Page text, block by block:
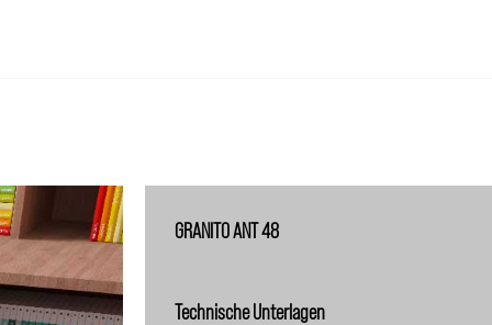
GRANITO ANT 48
Technische Unterlagen